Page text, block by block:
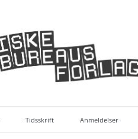
Tidsskrift Anmeldelser